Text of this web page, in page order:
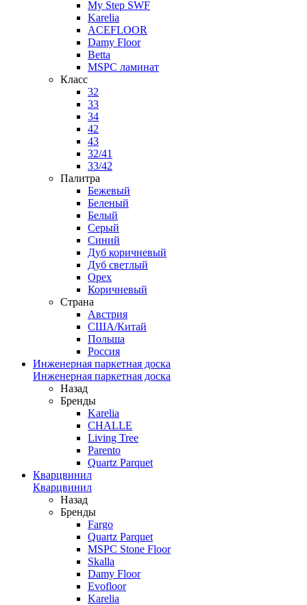
My Step SWF
Karelia
ACEFLOOR
Damy Floor
Betta
MSPC ламинат
Класс
32
33
34
42
43
32/41
33/42
Палитра
Бежевый
Беленый
Белый
Серый
Синий
Дуб коричневый
Дуб светлый
Орех
Коричневый
Страна
Австрия
США/Китай
Польша
Россия
Инженерная паркетная доска
Инженерная паркетная доска
Назад
Бренды
Karelia
CHALLE
Living Tree
Parento
Quartz Parquet
Кварцвинил
Кварцвинил
Назад
Бренды
Fargo
Quartz Parquet
MSPC Stone Floor
Skalla
Damy Floor
Evofloor
Karelia